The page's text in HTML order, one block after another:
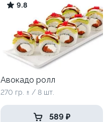
9.8
Авокадо ролл
270 гр. ± / 8 шт.
589 ₽